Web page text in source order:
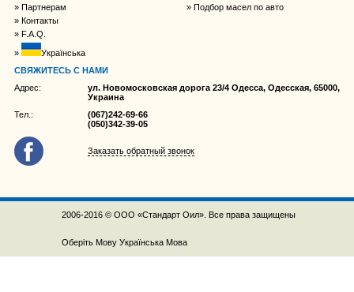
Партнерам
Контакты
F.A.Q.
Українська
Подбор масел по авто
СВЯЖИТЕСЬ С НАМИ
Адрес:
ул. Новомосковская дорога 23/4 Одесса, Одесская, 65000,
Украина
Тел.:
(067)242-69-66
(050)342-39-05
Заказать обратный звонок
2006-2016 © ООО «Стандарт Оил». Все права защищены
Оберіть Мову Українська Мова